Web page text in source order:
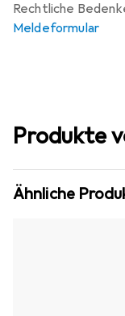
Rechtliche
Meldeformular
Produkte
Ähnliche